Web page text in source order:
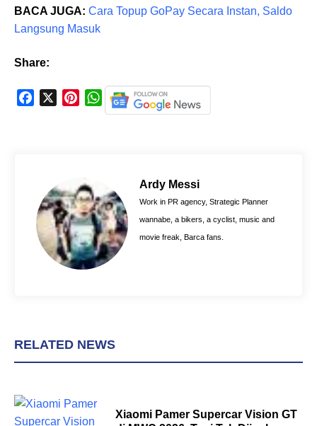
BACA JUGA: Cara Topup GoPay Secara Instan, Saldo
Langsung Masuk
Share:
k
r
e
s
W
h
p
p
Ardy Messi
Work in PR agency, Strategic Planner
wannabe, a bikers, a cyclist, music and
movie freak, Barca fans.
RELATED NEWS
Xiaomi Pamer Supercar Vision GT